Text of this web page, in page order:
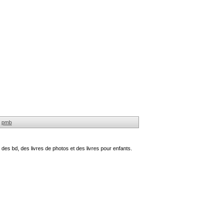
pmb
bd, des livres de photos et des livres pour enfants.